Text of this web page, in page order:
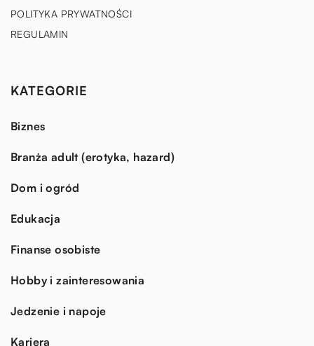
POLITYKA PRYWATNOŚCI
REGULAMIN
KATEGORIE
Biznes
Branża adult (erotyka, hazard)
Dom i ogród
Edukacja
Finanse osobiste
Hobby i zainteresowania
Jedzenie i napoje
Kariera